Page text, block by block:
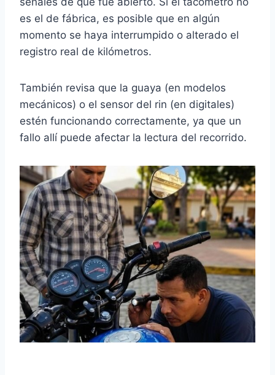
es el de fábrica, es posible que en algún
momento se haya interrumpido o alterado el
registro real de kilómetros.
También revisa que la guaya (en modelos
mecánicos) o el sensor del rin (en digitales)
estén funcionando correctamente, ya que un
fallo allí puede afectar la lectura del recorrido.